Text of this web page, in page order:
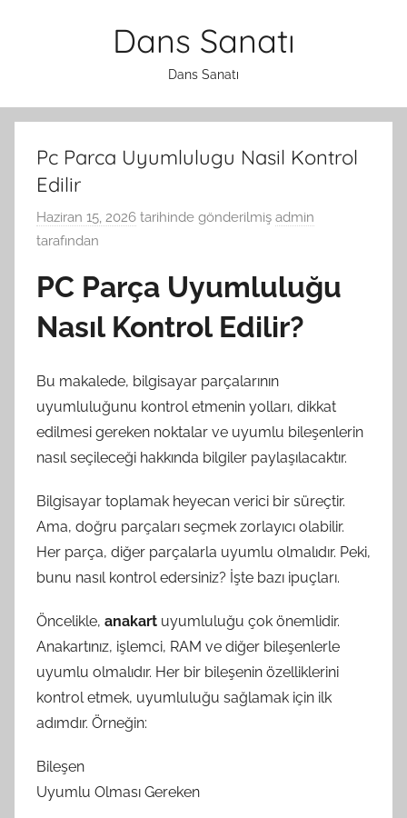
Dans Sanatı
Dans Sanatı
Pc Parca Uyumlulugu Nasil Kontrol
Edilir
Haziran 15, 2026 tarihinde gönderilmiş admin
tarafından
PC Parça Uyumluluğu
Nasıl Kontrol Edilir?
Bu makalede, bilgisayar parçalarının
uyumluluğunu kontrol etmenin yolları, dikkat
edilmesi gereken noktalar ve uyumlu bileşenlerin
nasıl seçileceği hakkında bilgiler paylaşılacaktır.
Bilgisayar toplamak heyecan verici bir süreçtir.
Ama, doğru parçaları seçmek zorlayıcı olabilir.
Her parça, diğer parçalarla uyumlu olmalıdır. Peki,
bunu nasıl kontrol edersiniz? İşte bazı ipuçları.
Öncelikle, anakart uyumluluğu çok önemlidir.
Anakartınız, işlemci, RAM ve diğer bileşenlerle
uyumlu olmalıdır. Her bir bileşenin özelliklerini
kontrol etmek, uyumluluğu sağlamak için ilk
adımdır. Örneğin:
Bileşen
Uyumlu Olması Gereken